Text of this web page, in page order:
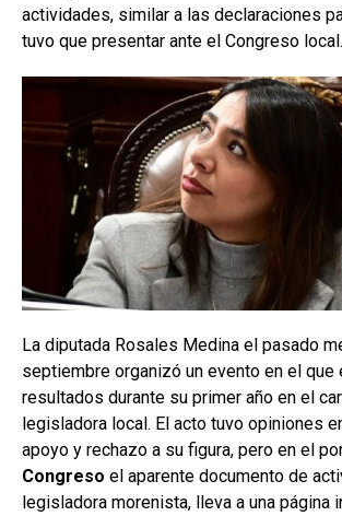
actividades, similar a las declaraciones
tuvo que presentar ante el Congreso local.
La diputada Rosales Medina el pasado
septiembre organizó un evento en el que
resultados durante su primer año en el
legisladora local. El acto tuvo opiniones
apoyo y rechazo a su figura, pero en el
Congreso el aparente documento de
legisladora morenista, lleva a una página